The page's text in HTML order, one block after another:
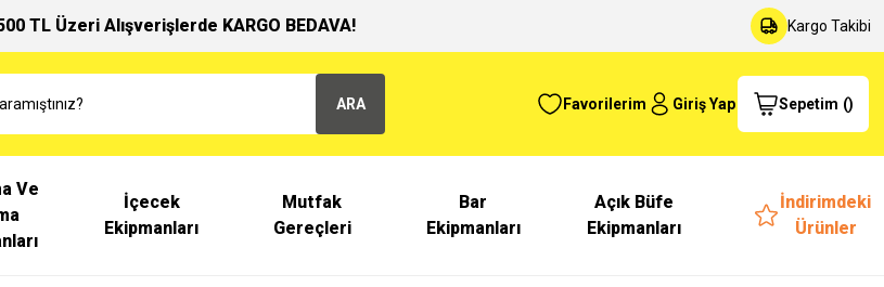
TL Üzeri Alışverişlerde KARGO BEDAVA! Kargo Takibi
ARA Favorilerim Giriş Yap Sepetim ()
Ve
İçecek
Ekipmanları
Mutfak
Gereçleri
Bar
Ekipmanları
Açık Büfe
Ekipmanları
İndirimdeki
Ürünler